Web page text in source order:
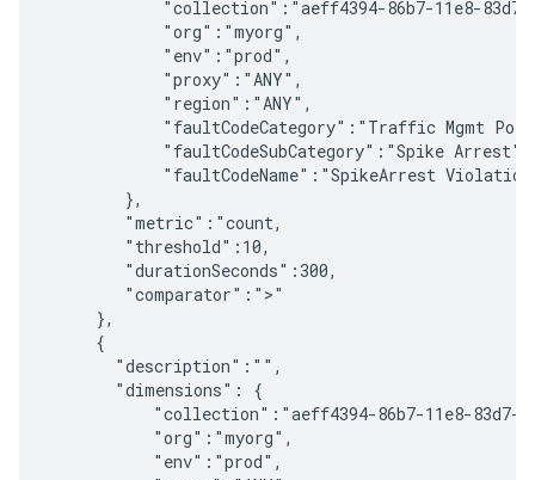
"collection":"aeff4394-86b7-11e8-
            "org":"myorg",
            "env":"prod",
            "proxy":"ANY",
            "region":"ANY",
"faultCodeCategory":"Traffic Mgmt
            "faultCodeSubCategory":"Spike Arrest",
"faultCodeName":"SpikeArrest
        },
        "metric":"count,
        "threshold":10,
        "durationSeconds":300,
        "comparator":">"
     },
     {
       "description":"",
       "dimensions": {
"collection":"aeff4394-86b7-11e8-83d7-
           "org":"myorg",
           "env":"prod",